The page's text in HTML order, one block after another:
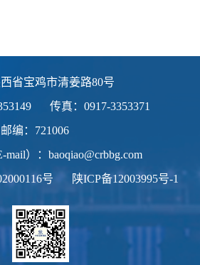
省宝鸡市清姜路80号
传真：0917-3353371
邮编：721006
mail）：baoqiao@crbbg.com
号 陕ICP备12003995号-1